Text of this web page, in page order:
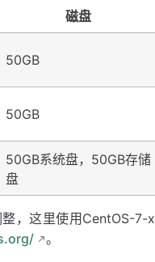
磁盘
50GB
50GB
50GB系统盘，50GB存储
盘
，这里使用CentOS-
。